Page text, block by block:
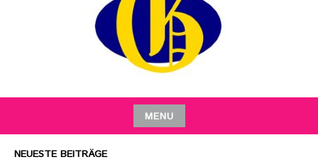
MENU
NEUESTE BEITRÄGE